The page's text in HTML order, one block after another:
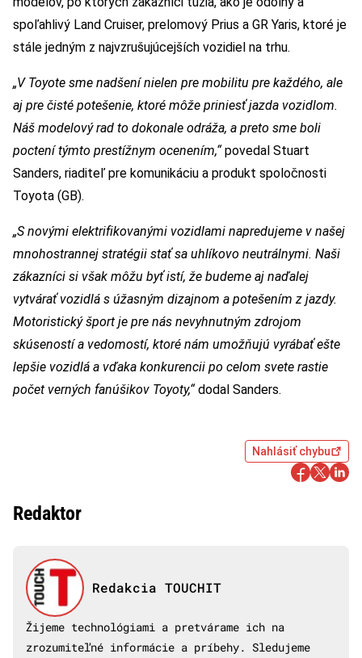
spoľahlivý Land Cruiser, prelomový Prius a GR Yaris, ktoré je
stále jedným z najvzrušujúcejších vozidiel na trhu.
„V Toyote sme nadšení nielen pre mobilitu pre každého, ale
aj pre čisté potešenie, ktoré môže priniesť jazda vozidlom.
Náš modelový rad to dokonale odráža, a preto sme boli
poctení týmto prestížnym ocenením,“povedal Stuart
Sanders, riaditeľ pre komunikáciu a produkt spoločnosti
Toyota (GB).
„S novými elektrifikovanými vozidlami napredujeme v našej
mnohostrannej stratégii stať sa uhlíkovo neutrálnymi. Naši
zákazníci si však môžu byť istí, že budeme aj naďalej
vytvárať vozidlá s úžasným dizajnom a potešením z jazdy.
Motoristický šport je pre nás nevyhnutným zdrojom
skúseností a vedomostí, ktoré nám umožňujú vyrábať ešte
lepšie vozidlá a vďaka konkurencii po celom svete rastie
počet verných fanúšikov Toyoty,“dodal Sanders.
Nahlásiť chybu
Redaktor
Redakcia TOUCHIT
Žijeme technológiami a pretvárame ich na
zrozumiteľné informácie a príbehy. Sledujeme